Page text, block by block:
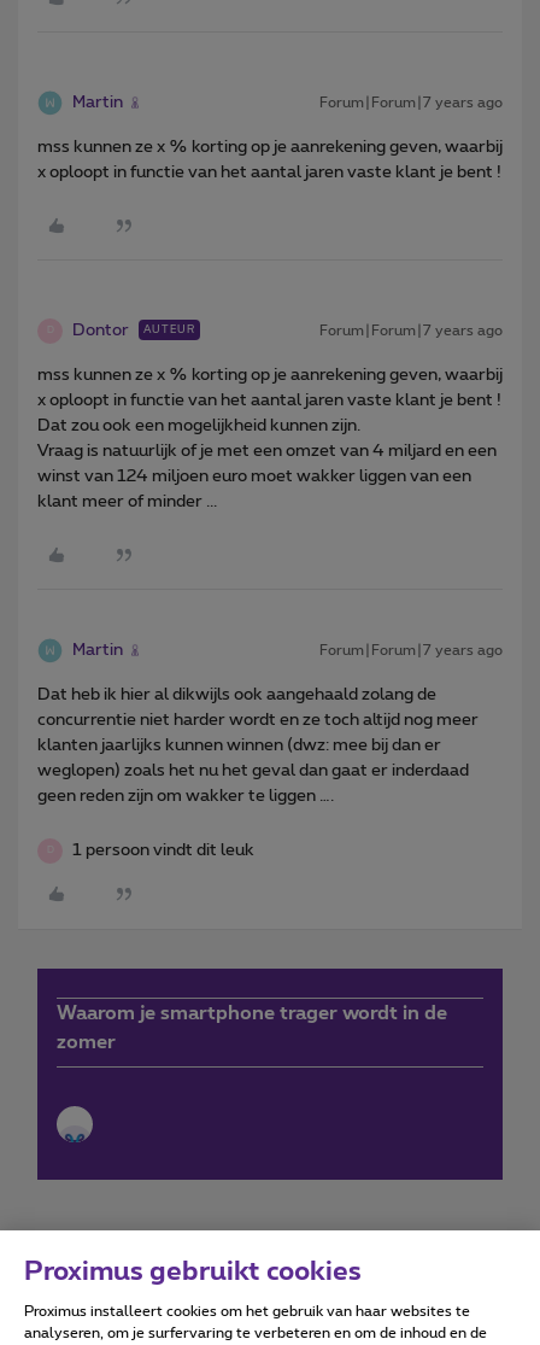
Martin Forum|Forum|7 years ago
mss kunnen ze x % korting op je aanrekening geven, waarbij
x oploopt in functie van het aantal jaren vaste klant je bent !
Dontor AUTEUR Forum|Forum|7 years ago
mss kunnen ze x % korting op je aanrekening geven, waarbij
x oploopt in functie van het aantal jaren vaste klant je bent !
Dat zou ook een mogelijkheid kunnen zijn.
Vraag is natuurlijk of je met een omzet van 4 miljard en een
winst van 124 miljoen euro moet wakker liggen van een
klant meer of minder ...
Martin Forum|Forum|7 years ago
Dat heb ik hier al dikwijls ook aangehaald zolang de
concurrentie niet harder wordt en ze toch altijd nog meer
klanten jaarlijks kunnen winnen (dwz: mee bij dan er
weglopen) zoals het nu het geval dan gaat er inderdaad
geen reden zijn om wakker te liggen ….
1 persoon vindt dit leuk
Waarom je smartphone trager wordt in de
zomer
Forumvoorwaarden Accessibility statement
Proximus gebruikt cookies
Proximus installeert cookies om het gebruik van haar websites te
analyseren, om je surfervaring te verbeteren en om de inhoud en de